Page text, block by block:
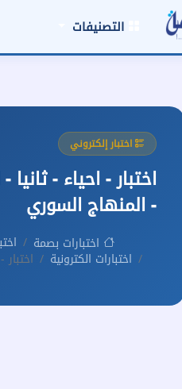
التصنيفات
اختبار إلكتروني
اختبار - احياء -
- المنهاج السوري
اختبارات بصمة
اختبارات الكترونية